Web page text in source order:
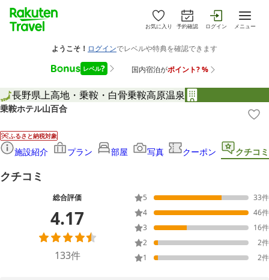
お気に入り 予約確認 ログイン メニュー
長野県上高地・乗鞍・白骨乗鞍高原温泉
乗鞍ホテル山百合
ふるさと納税対象
施設紹介 プラン 部屋 写真 クーポン クチコミ
クチコミ
総合評価
4.17
133件
5 33件
4
46件
3
16件
2
2件
1
2件